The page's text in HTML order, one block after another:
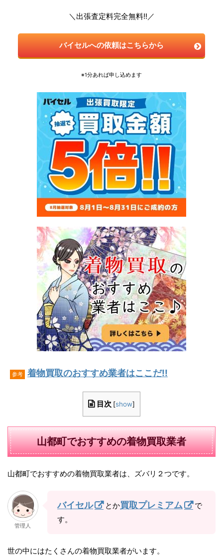
＼出張査定料完全無料!!／
バイセルへの依頼はこちらから
※1分あれば申し込めます
参考 着物買取のおすすめ業者はここだ!!
目次 [show]
山都町でおすすめの着物買取業者
山都町でおすすめの着物買取業者は、ズバリ２つです。
管理人
バイセル とか買取プレミアム
で
す。
世の中にはたくさんの着物買取業者がいます。